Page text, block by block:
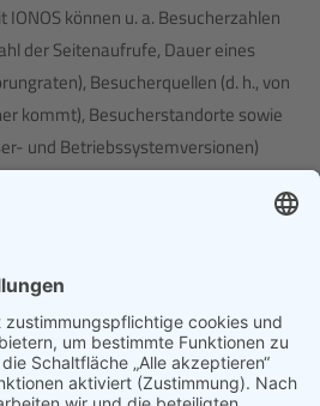
können u. a. Besucherzahlen
der Seitenaufrufe, Dauer eines
Besucherquellen (d. h., von
kommt), Besucherstandorte sowie
und Betriebssystemversionen)
Zweck speichert IONOS
oder Datei